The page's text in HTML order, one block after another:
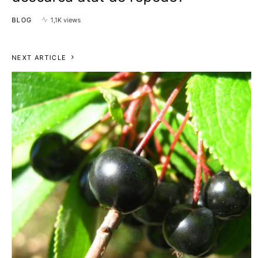
BLOG 1,1K views
NEXT ARTICLE